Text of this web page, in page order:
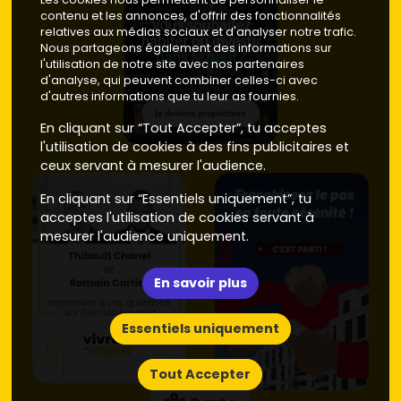
Atouts: commerces, écoles, ambiance village,
calme hors saison.
Prix moyen dans le neuf: autour de4 400 à 5 300
€/m²pour des surfaces familiales bien agencées.
Proximité immédiate : Luc-sur-Mer et Saint-
Aubin-sur-Mer
Luc-sur-Mer: animation annuelle, thalasso,
nombreuses commodités.Neufautour de
800 €/m²
selon la localisation.
Saint-Aubin-sur-Mer: charme historique, plage
familiale.Neufsouvent entre4 600 et 5 600 €/m²
: port de plaisance, commerces ouverts à
l'année, marché attractif.
généralement entre4 700 et 5 900 €/m²
primes pour la vue port ou mer.
contenu et les annonces, d'offrir des fonctionnalités
relatives aux médias sociaux et d'analyser notre trafic.
Nous partageons également des informations sur
l'utilisation de notre site avec nos partenaires
d'analyse, qui peuvent combiner celles-ci avec
d'autres informations que tu leur as fournies.
En cliquant sur “Tout Accepter”, tu acceptes
l'utilisation de cookies à des fins publicitaires et
ceux servant à mesurer l'audience.
En cliquant sur “Essentiels uniquement”, tu
acceptes l'utilisation de cookies servant à
mesurer l'audience uniquement.
En savoir plus
Essentiels uniquement
Tout Accepter